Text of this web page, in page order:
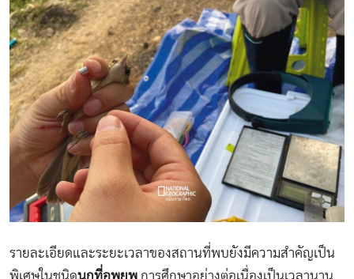
รายละเอียดและระยะเวลาของสถานที่พบยังมีความสำคัญเป็น